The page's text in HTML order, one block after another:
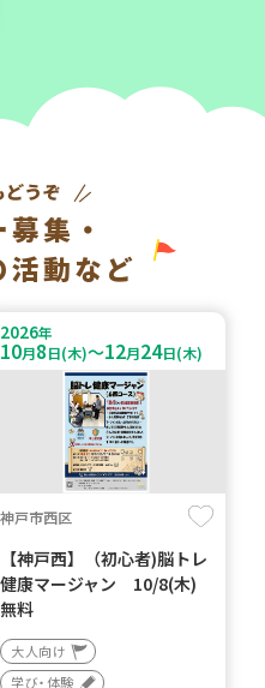
集・
活動など
2026年
10月8日(木)～12月24日(木)
神戸市西区
【神戸西】（初心者)脳トレ
健康マージャン 10/8(木)
無料
大人向け
学び・体験